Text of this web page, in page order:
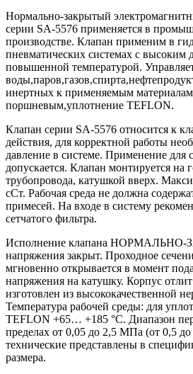
Нормально-закрытый
серии SA-5576 применяется в
производстве. Клапан применим в
пневматических системах с высоким
повышенной температурой.
инертных к применяемым
поршневым,уплотнение TEFLON.
Клапан серии SA-5576 относится к
действия, для корректной работы
давление в системе. Применение для
допускается. Клапан монтируется на
трубопровода, катушкой вверх.
сСт. Рабочая среда не должна
примесей. На входе в систему
сетчатого фильтра.
Исполнение клапана НОРМАЛЬНО-
напряжения закрыт. Проходное
мгновенно открывается в момент
напряжения на катушку. Корпус
изготовлен из высококачественной
Температура рабочей среды: для
TEFLON +65… +185 °С. Диапазон
пределах от 0,05 до 2,5 МПа (от 0,5
технические представлены в
размера.